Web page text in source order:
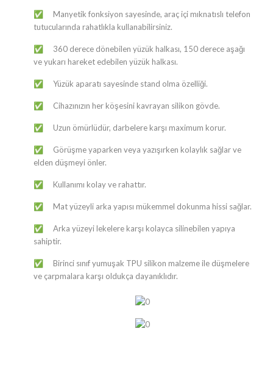
✅ Manyetik fonksiyon sayesinde, araç içi mıknatıslı telefon
tutucularında rahatlıkla kullanabilirsiniz.
✅ 360 derece dönebilen yüzük halkası, 150 derece aşağı
ve yukarı hareket edebilen yüzük halkası.
✅ Yüzük aparatı sayesinde stand olma özelliği.
✅ Cihazınızın her köşesini kavrayan silikon gövde.
✅ Uzun ömürlüdür, darbelere karşı maximum korur.
✅ Görüşme yaparken veya yazışırken kolaylık sağlar ve
elden düşmeyi önler.
✅ Kullanımı kolay ve rahattır.
✅ Mat yüzeyli arka yapısı mükemmel dokunma hissi sağlar.
✅ Arka yüzeyi lekelere karşı kolayca silinebilen yapıya
sahiptir.
✅ Birinci sınıf yumuşak TPU silikon malzeme ile düşmelere
ve çarpmalara karşı oldukça dayanıklıdır.